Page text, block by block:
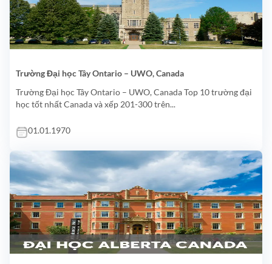
Trường Đại học Tây Ontario – UWO, Canada
Trường Đại học Tây Ontario – UWO, Canada Top 10 trường đại
học tốt nhất Canada và xếp 201-300 trên...
01.01.1970